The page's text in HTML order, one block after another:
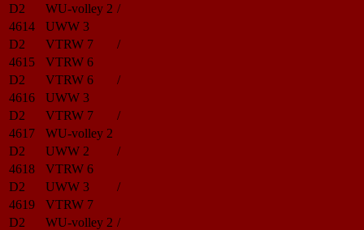
D2
WU-volley 2 /
4614
UWW 3
D2
VTRW 7
/
4615
VTRW 6
D2
VTRW 6
/
4616
UWW 3
D2
VTRW 7
/
4617
WU-volley 2
D2
UWW 2
/
4618
VTRW 6
D2
UWW 3
/
4619
VTRW 7
D2
WU-volley 2 /